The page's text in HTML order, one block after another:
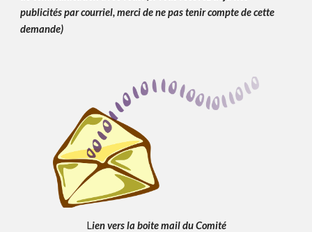
publicités par courriel, merci de ne pas tenir compte de cette
demande)
Lien vers la boite mail du Comité